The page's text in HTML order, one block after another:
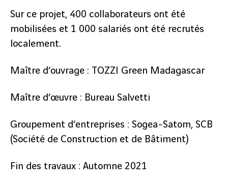
Sur ce projet, 400 collaborateurs ont été
mobilisées et 1 000 salariés ont été recrutés
localement.
Maître d’ouvrage : TOZZI Green Madagascar
Maître d’œuvre : Bureau Salvetti
Groupement d’entreprises : Sogea-Satom, SCB
(Société de Construction et de Bâtiment)
Fin des travaux : Automne 2021